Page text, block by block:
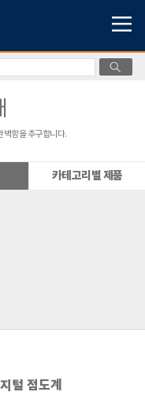
벽함을 추구합니다.
카테고리별 제품
털 점도계